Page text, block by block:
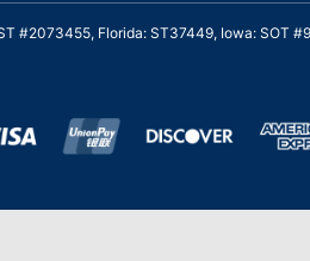
#2073455, Florida: ST37449, Iowa: SOT